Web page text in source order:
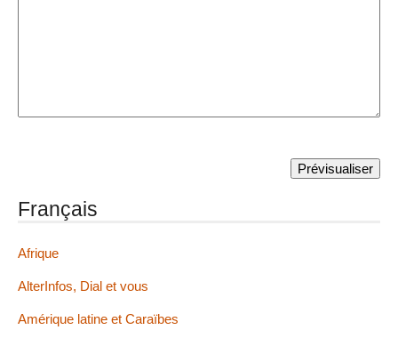
Français
Afrique
AlterInfos, Dial et vous
Amérique latine et Caraïbes